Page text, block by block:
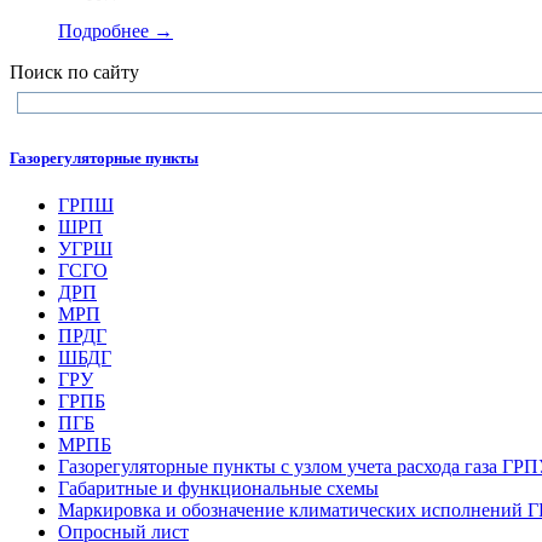
Подробнее →
Поиск по сайту
Газорегуляторные пункты
ГРПШ
ШРП
УГРШ
ГСГО
ДРП
МРП
ПРДГ
ШБДГ
ГРУ
ГРПБ
ПГБ
МРПБ
Газорегуляторные пункты с узлом учета расхода газа
Габаритные и функциональные схемы
Маркировка и обозначение климатических
Опросный лист